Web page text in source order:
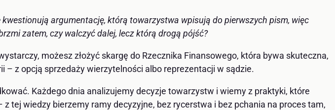
argumentację, którą towarzystwa wpisują do pierwszych pism, więc
zatem, czy walczyć dalej, lecz którą drogą pójść?
możesz złożyć skargę do Rzecznika Finansowego, która bywa skuteczna,
– z opcją sprzedaży wierzytelności albo reprezentacji w sądzie.
Każdego dnia analizujemy decyzje towarzystw i wiemy z praktyki, które
tej wiedzy bierzemy ramy decyzyjne, bez rycerstwa i bez pchania na proces tam,